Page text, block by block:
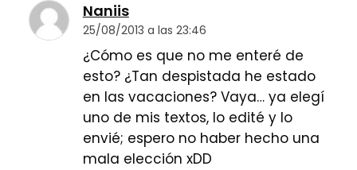
Naniis
25/08/2013 a las 23:46
¿Cómo es que no me enteré de
esto? ¿Tan despistada he estado
en las vacaciones? Vaya… ya elegí
uno de mis textos, lo edité y lo
envié; espero no haber hecho una
mala elección xDD